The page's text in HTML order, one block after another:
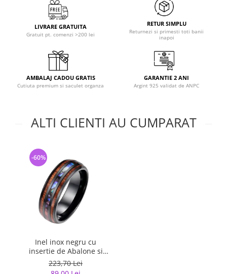
LIVRARE GRATUITA
Gratuit pt. comenzi >200 lei
RETUR SIMPLU
Returnezi si primesti toti banii
inapoi
AMBALAJ CADOU GRATIS
Cutiuta premium si saculet organza
GARANTIE 2 ANI
Argint 925 validat de ANPC
ALTI CLIENTI AU CUMPARAT
Inel inox negru cu
insertie de Abalone si
Lemn Hawaiian
223,70 Lei
-60%